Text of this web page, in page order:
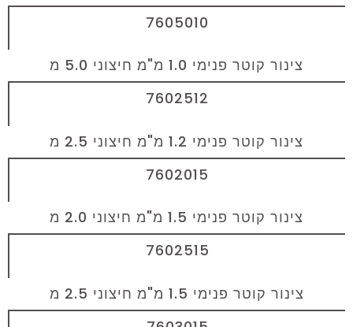
7605010
צינור קוטר פנימי 1.0 מ"מ חיצוני 5.0 מ
7602512
צינור קוטר פנימי 1.2 מ"מ חיצוני 2.5 מ
7602015
צינור קוטר פנימי 1.5 מ"מ חיצוני 2.0 מ
7602515
צינור קוטר פנימי 1.5 מ"מ חיצוני 2.5 מ